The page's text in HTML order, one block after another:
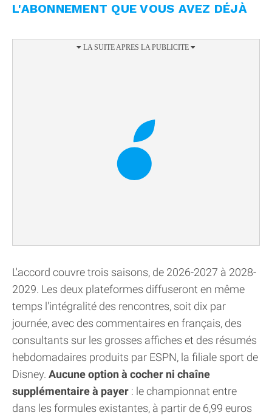
L'ABONNEMENT QUE VOUS AVEZ DÉJÀ
L'accord couvre trois saisons, de 2026-2027 à 2028-
2029. Les deux plateformes diffuseront en même
temps l'intégralité des rencontres, soit dix par
journée, avec des commentaires en français, des
consultants sur les grosses affiches et des résumés
hebdomadaires produits par ESPN, la filiale sport de
Disney. Aucune option à cocher ni chaîne
supplémentaire à payer : le championnat entre
dans les formules existantes, à partir de 6,99 euros